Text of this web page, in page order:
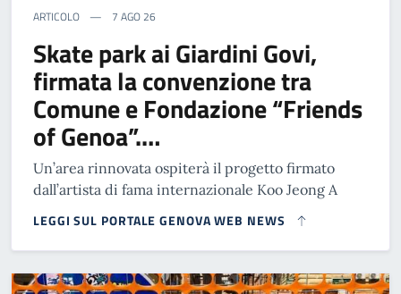
ARTICOLO 7 AGO 26
Skate park ai Giardini Govi,
firmata la convenzione tra
Comune e Fondazione “Friends
of Genoa”.…
Un’area rinnovata ospiterà il progetto firmato
dall’artista di fama internazionale Koo Jeong A
LEGGI SUL PORTALE GENOVA WEB NEWS